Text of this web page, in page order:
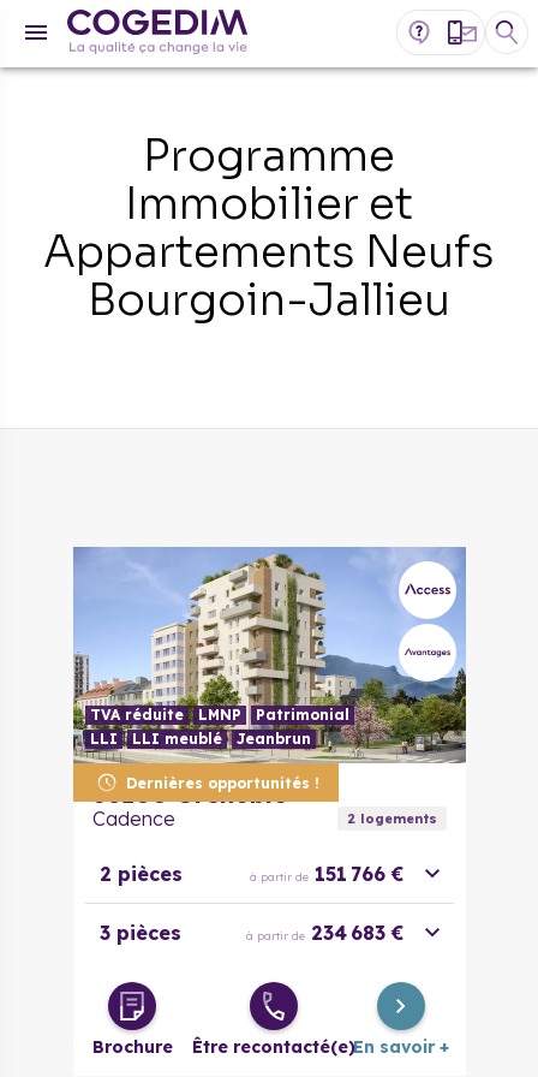
Programme
Immobilier et
Appartements Neufs
Bourgoin-Jallieu
Dernières opportunités !
TVA réduite LMNP
Patrimonial
LLI
LLI meublé Jeanbrun
38100 Grenoble
Cadence 2logements
2 pièces à partir de 151 766 €
3 pièces à partir de 234 683 €
Brochure Être recontacté(e)En savoir +